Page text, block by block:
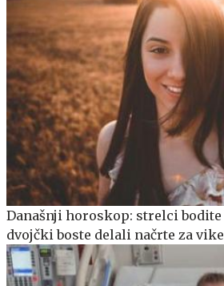
Današnji horoskop: strelci
dvojčki boste delali načrte za